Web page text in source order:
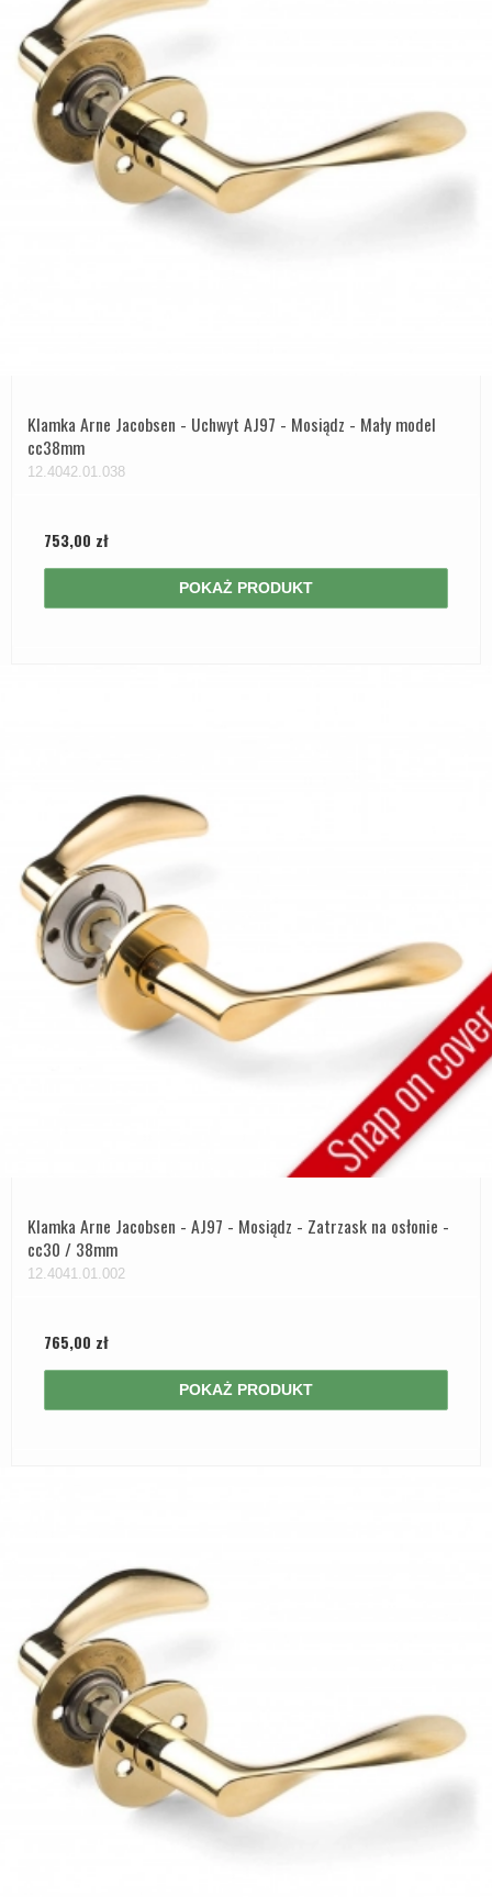
Klamka Arne Jacobsen - Uchwyt AJ97 - Mosiądz - Mały model
cc38mm
12.4042.01.038
753,00 zł
POKAŻ PRODUKT
Klamka Arne Jacobsen - AJ97 - Mosiądz - Zatrzask na osłonie -
cc30 / 38mm
12.4041.01.002
765,00 zł
POKAŻ PRODUKT